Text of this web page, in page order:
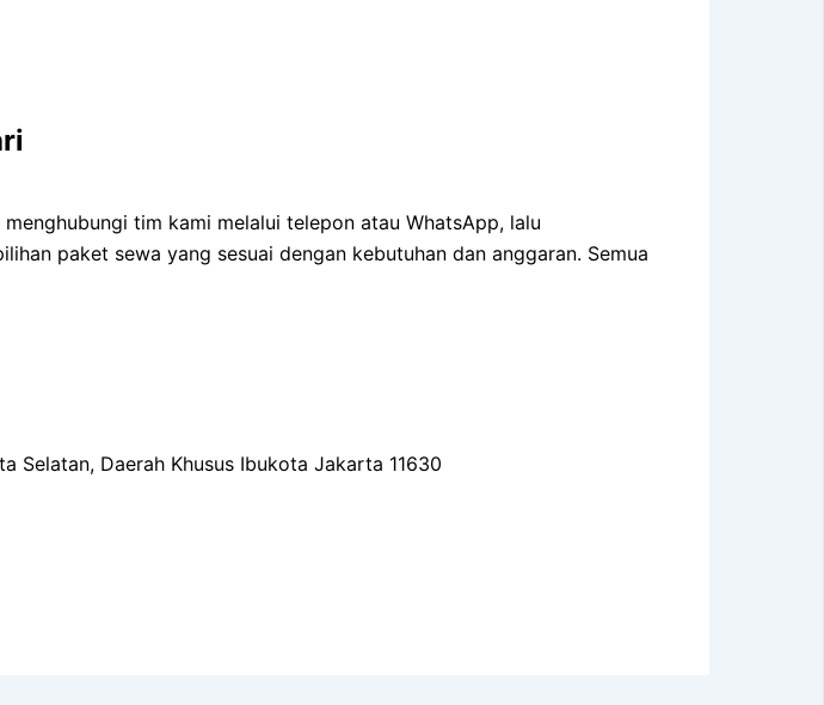
tim kami melalui telepon atau WhatsApp, lalu
paket sewa yang sesuai dengan kebutuhan dan anggaran. Semua
Selatan, Daerah Khusus Ibukota Jakarta 11630